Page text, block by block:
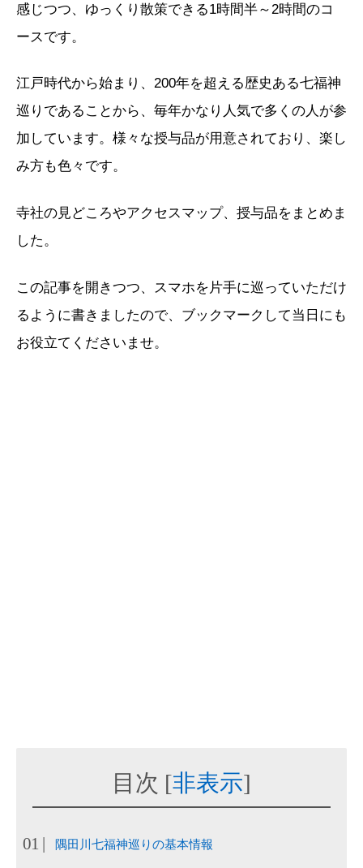
感じつつ、ゆっくり散策できる1時間半～2時間のコ
ースです。
江戸時代から始まり、200年を超える歴史ある七福神
巡りであることから、毎年かなり人気で多くの人が参
加しています。様々な授与品が用意されており、楽し
み方も色々です。
寺社の見どころやアクセスマップ、授与品をまとめま
した。
この記事を開きつつ、スマホを片手に巡っていただけ
るように書きましたので、ブックマークして当日にも
お役立てくださいませ。
目次 [非表示]
隅田川七福神巡りの基本情報